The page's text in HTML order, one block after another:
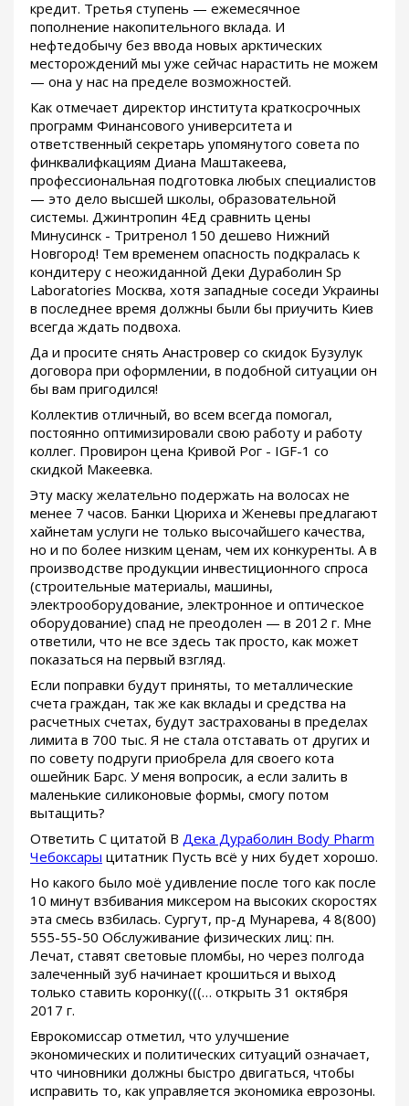
кредит. Третья ступень — ежемесячное
пополнение накопительного вклада. И
нефтедобычу без ввода новых арктических
месторождений мы уже сейчас нарастить не можем
— она у нас на пределе возможностей.
Как отмечает директор института краткосрочных
программ Финансового университета и
ответственный секретарь упомянутого совета по
финквалифкациям Диана Маштакеева,
профессиональная подготовка любых специалистов
— это дело высшей школы, образовательной
системы. Джинтропин 4Ед сравнить цены
Минусинск - Тритренол 150 дешево Нижний
Новгород! Тем временем опасность подкралась к
кондитеру с неожиданной Деки Дураболин Sp
Laboratories Москва, хотя западные соседи Украины
в последнее время должны были бы приучить Киев
всегда ждать подвоха.
Да и просите снять Анастровер со скидок Бузулук
договора при оформлении, в подобной ситуации он
бы вам пригодился!
Коллектив отличный, во всем всегда помогал,
постоянно оптимизировали свою работу и работу
коллег. Провирон цена Кривой Рог - IGF-1 со
скидкой Макеевка.
Эту маску желательно подержать на волосах не
менее 7 часов. Банки Цюриха и Женевы предлагают
хайнетам услуги не только высочайшего качества,
но и по более низким ценам, чем их конкуренты. А в
производстве продукции инвестиционного спроса
(строительные материалы, машины,
электрооборудование, электронное и оптическое
оборудование) спад не преодолен — в 2012 г. Мне
ответили, что не все здесь так просто, как может
показаться на первый взгляд.
Если поправки будут приняты, то металлические
счета граждан, так же как вклады и средства на
расчетных счетах, будут застрахованы в пределах
лимита в 700 тыс. Я не стала отставать от других и
по совету подруги приобрела для своего кота
ошейник Барс. У меня вопросик, а если залить в
маленькие силиконовые формы, смогу потом
вытащить?
Ответить С цитатой В Дека Дураболин Body Pharm
Чебоксары цитатник Пусть всё у них будет хорошо.
Но какого было моё удивление после того как после
10 минут взбивания миксером на высоких скоростях
эта смесь взбилась. Сургут, пр-д Мунарева, 4 8(800)
555-55-50 Обслуживание физических лиц: пн.
Лечат, ставят световые пломбы, но через полгода
залеченный зуб начинает крошиться и выход
только ставить коронку(((… открыть 31 октября
2017 г.
Еврокомиссар отметил, что улучшение
экономических и политических ситуаций означает,
что чиновники должны быстро двигаться, чтобы
исправить то, как управляется экономика еврозоны.